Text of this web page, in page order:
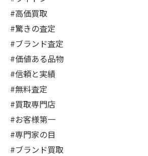
#高価買取
#驚きの査定
#ブランド査定
#価値ある品物
#信頼と実績
#無料査定
#買取専門店
#お客様第一
#専門家の目
#ブランド買取